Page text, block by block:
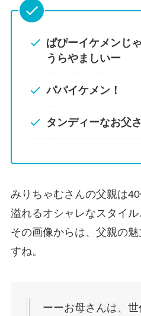
ぱぴーイケメンじ
うらやましいー
パパイケメン！
タンディーなお父
みりちゃむさんの父親は
溢れるオシャレなスタイ
その画像からは、父親の
すね。
ーーお母さんは、世